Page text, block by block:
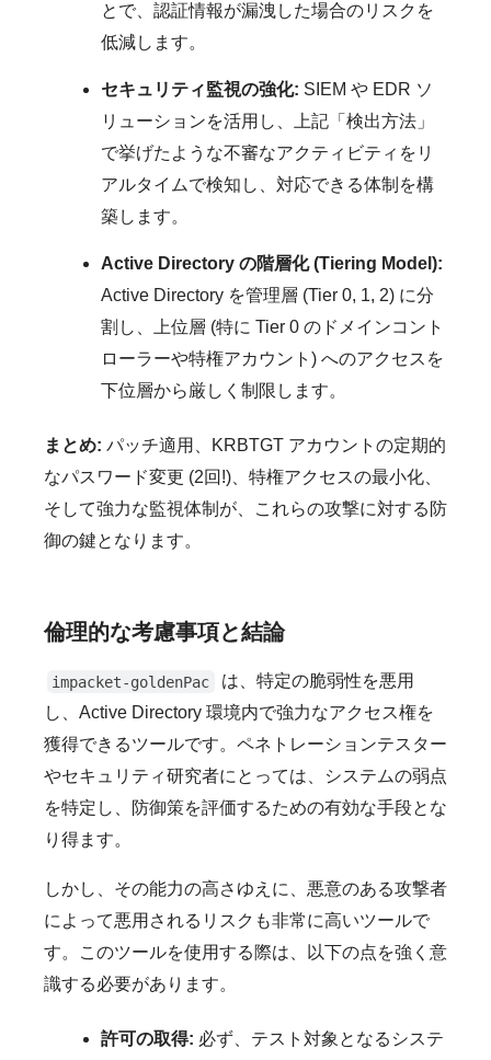
とで、認証情報が漏洩した場合のリスクを
低減します。
セキュリティ監視の強化: SIEM や EDR ソ
リューションを活用し、上記「検出方法」
で挙げたような不審なアクティビティをリ
アルタイムで検知し、対応できる体制を構
築します。
Active Directory の階層化 (Tiering Model):
Active Directory を管理層 (Tier 0, 1, 2) に分
割し、上位層 (特に Tier 0 のドメインコント
ローラーや特権アカウント) へのアクセスを
下位層から厳しく制限します。
まとめ: パッチ適用、KRBTGT アカウントの定期的
なパスワード変更 (2回!)、特権アクセスの最小化、
そして強力な監視体制が、これらの攻撃に対する防
御の鍵となります。
倫理的な考慮事項と結論
impacket-goldenPac
は、特定の脆弱性を悪用
し、Active Directory 環境内で強力なアクセス権を
獲得できるツールです。ペネトレーションテスター
やセキュリティ研究者にとっては、システムの弱点
を特定し、防御策を評価するための有効な手段とな
り得ます。
しかし、その能力の高さゆえに、悪意のある攻撃者
によって悪用されるリスクも非常に高いツールで
す。このツールを使用する際は、以下の点を強く意
識する必要があります。
許可の取得: 必ず、テスト対象となるシステ